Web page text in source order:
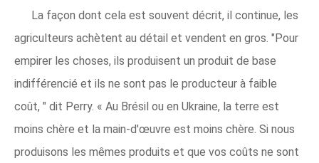
La façon dont cela est souvent décrit, il continue, les
agriculteurs achètent au détail et vendent en gros. "Pour
empirer les choses, ils produisent un produit de base
indifférencié et ils ne sont pas le producteur à faible
coût, " dit Perry. « Au Brésil ou en Ukraine, la terre est
moins chère et la main-d'œuvre est moins chère. Si nous
produisons les mêmes produits et que vos coûts ne sont